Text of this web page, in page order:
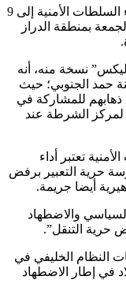
رصد منتدى البحرين لحقوق الإنسان استدعاء السلطات الأمنية إلى 9
بمنطقة الدراز
نسخة منه، أنه
حمد الجنوبي؛ حيث
ذهابهم للمشاركة في
لمركز الشرطة عند
تعتبر أداء
حرية التعبير برفض
أيضا جريمة.
والاضطهاد
حرية التنقل”.
النظام الخليفي في
في إطار الاضطهاد